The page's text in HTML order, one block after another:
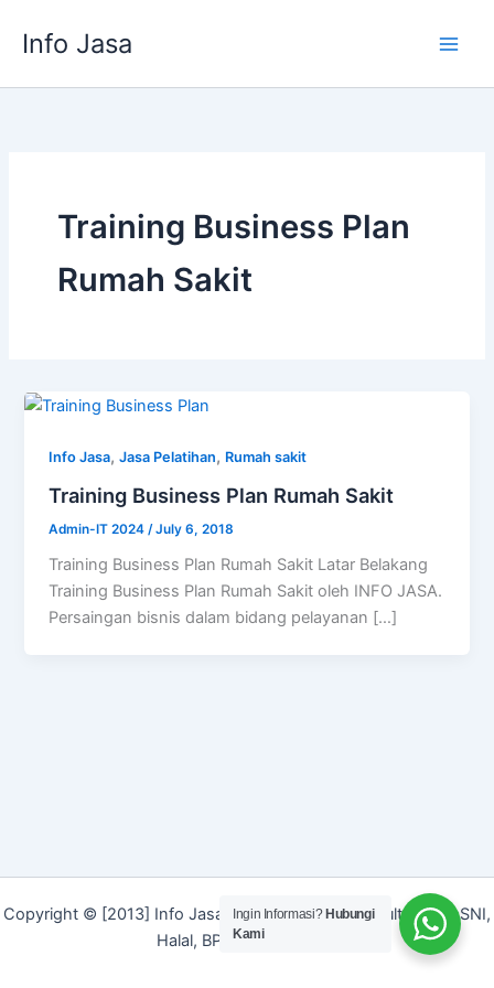
Info Jasa
Training Business Plan
Rumah Sakit
Info Jasa,Jasa Pelatihan, Rumah sakit
Training Business Plan Rumah Sakit
Admin-IT 2024 /July 6, 2018
Training Business Plan Rumah Sakit Latar Belakang
Training Business Plan Rumah Sakit oleh INFO JASA.
Persaingan bisnis dalam bidang pelayanan […]
Copyright © [2013] Info Jasa | Layanan Jasa Konsultan ISO, SNI,
Halal, BPOM dan Merek]
Ingin Informasi? Hubungi
Kami